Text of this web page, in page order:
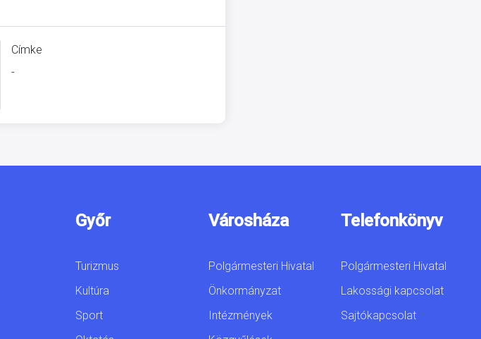
Címke
-
Győr
Turizmus
Kultúra
Sport
Városháza
Polgármesteri Hivatal
Önkormányzat
Intézmények
Telefonkönyv
Polgármesteri Hivatal
Lakossági kapcsolat
Sajtókapcsolat